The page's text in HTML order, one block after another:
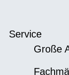
Service
Große